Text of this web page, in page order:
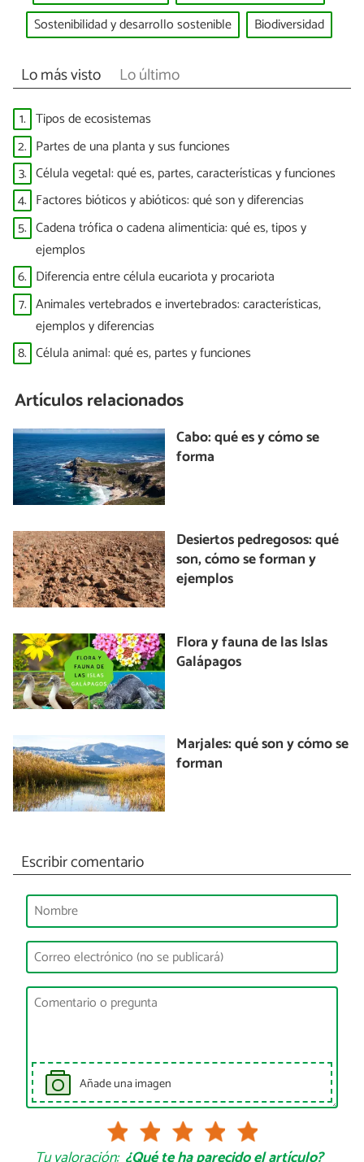
Sostenibilidad y desarrollo sostenible
Biodiversidad
Lo más visto Lo último
1. Tipos de ecosistemas
2. Partes de una planta y sus funciones
3. Célula vegetal: qué es, partes, características y funciones
4. Factores bióticos y abióticos: qué son y diferencias
5. Cadena trófica o cadena alimenticia: qué es, tipos y
ejemplos
6. Diferencia entre célula eucariota y procariota
7. Animales vertebrados e invertebrados: características,
ejemplos y diferencias
8. Célula animal: qué es, partes y funciones
Artículos relacionados
Cabo: qué es y cómo se
forma
Desiertos pedregosos: qué
son, cómo se forman y
ejemplos
Flora y fauna de las Islas
Galápagos
Marjales: qué son y cómo se
forman
Escribir comentario
Añade una imagen